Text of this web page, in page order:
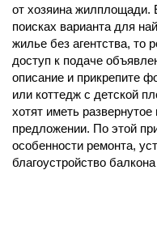
от хозяина жилплощади.
поисках варианта для
жилье без агентства, то
доступ к подаче
описание и прикрепите
или коттедж с детской
хотят иметь
предложении. По этой
особенности ремонта,
благоустройство